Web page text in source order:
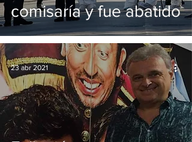
comisaría y fue abatido
23 abr 2021